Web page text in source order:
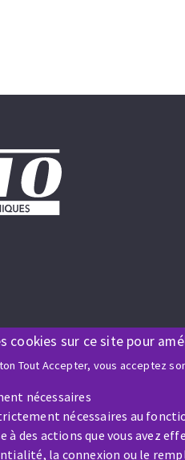
cookies sur ce site pour
Tout Accepter, vous acceptez
nécessaires
nécessaires au
à des actions que vous avez
la connexion ou le
financier de :